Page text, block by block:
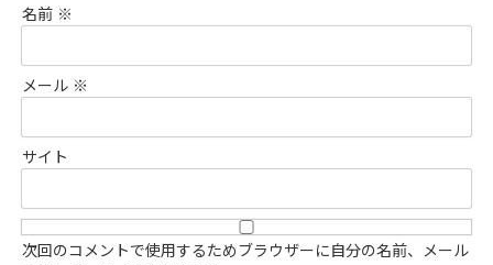
名前 ※
メール ※
サイト
次回のコメントで使用するためブラウザーに自分の名前、メール